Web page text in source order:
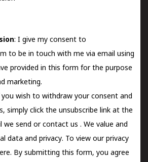
: I give my consent to
to be in touch with me via email using
provided in this form for the purpose
marketing.
wish to withdraw your consent and
simply click the unsubscribe link at the
we send orcontact us . We value and
data and privacy. To view our privacy
By submitting this form, you agree